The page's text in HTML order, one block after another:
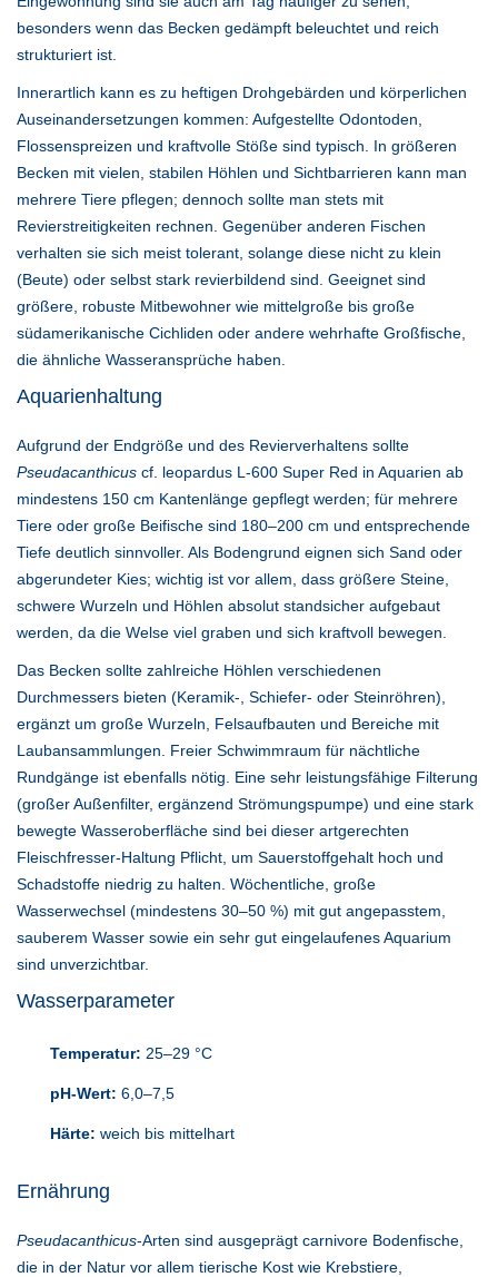
besonders wenn das Becken gedämpft beleuchtet und reich
strukturiert ist.
Innerartlich kann es zu heftigen Drohgebärden und körperlichen
Auseinandersetzungen kommen: Aufgestellte Odontoden,
Flossenspreizen und kraftvolle Stöße sind typisch. In größeren
Becken mit vielen, stabilen Höhlen und Sichtbarrieren kann man
mehrere Tiere pflegen; dennoch sollte man stets mit
Revierstreitigkeiten rechnen. Gegenüber anderen Fischen
verhalten sie sich meist tolerant, solange diese nicht zu klein
(Beute) oder selbst stark revierbildend sind. Geeignet sind
größere, robuste Mitbewohner wie mittelgroße bis große
südamerikanische Cichliden oder andere wehrhafte Großfische,
die ähnliche Wasseransprüche haben.
Aquarienhaltung
Aufgrund der Endgröße und des Revierverhaltens sollte
Pseudacanthicus cf. leopardus L-600 Super Red in Aquarien ab
mindestens 150 cm Kantenlänge gepflegt werden; für mehrere
Tiere oder große Beifische sind 180–200 cm und entsprechende
Tiefe deutlich sinnvoller. Als Bodengrund eignen sich Sand oder
abgerundeter Kies; wichtig ist vor allem, dass größere Steine,
schwere Wurzeln und Höhlen absolut standsicher aufgebaut
werden, da die Welse viel graben und sich kraftvoll bewegen.
Das Becken sollte zahlreiche Höhlen verschiedenen
Durchmessers bieten (Keramik-, Schiefer- oder Steinröhren),
ergänzt um große Wurzeln, Felsaufbauten und Bereiche mit
Laubansammlungen. Freier Schwimmraum für nächtliche
Rundgänge ist ebenfalls nötig. Eine sehr leistungsfähige Filterung
(großer Außenfilter, ergänzend Strömungspumpe) und eine stark
bewegte Wasseroberfläche sind bei dieser artgerechten
Fleischfresser-Haltung Pflicht, um Sauerstoffgehalt hoch und
Schadstoffe niedrig zu halten. Wöchentliche, große
Wasserwechsel (mindestens 30–50 %) mit gut angepasstem,
sauberem Wasser sowie ein sehr gut eingelaufenes Aquarium
sind unverzichtbar.
Wasserparameter
Temperatur: 25–29 °C
pH-Wert: 6,0–7,5
Härte: weich bis mittelhart
Ernährung
Pseudacanthicus-Arten sind ausgeprägt carnivore Bodenfische,
die in der Natur vor allem tierische Kost wie Krebstiere,